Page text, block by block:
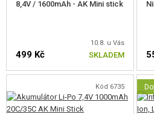
8,4V / 1600mAh - AK Mini stick
10.8. u Vás
499 Kč SKLADEM
Kód 6735